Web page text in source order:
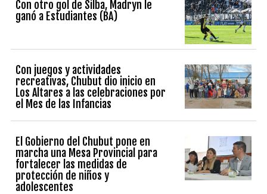
Con otro gol de Silba, Madryn le
ganó a Estudiantes (BA)
Con juegos y actividades
recreativas, Chubut dio inicio en
Los Altares a las celebraciones por
el Mes de las Infancias
El Gobierno del Chubut pone en
marcha una Mesa Provincial para
fortalecer las medidas de
protección de niños y
adolescentes